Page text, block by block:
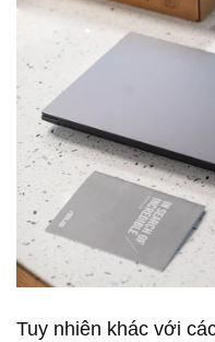
Tuy nhiên khác với